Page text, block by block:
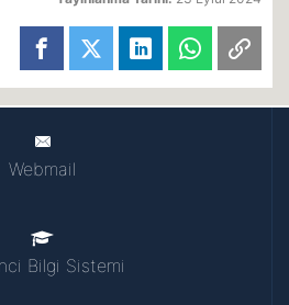
Webmail
Bilgi Sistemi